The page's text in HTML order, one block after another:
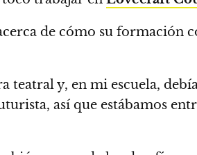
de cómo su formación
teatral y, en mi escuela,
así que estábamos